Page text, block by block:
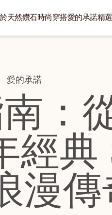
天然鑽石時尚穿搭愛的承諾精
:愛的承諾
：
典
漫傳